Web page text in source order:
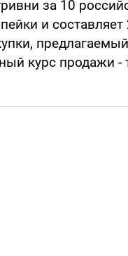
за 10
и
курс продажи -